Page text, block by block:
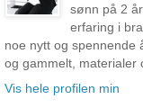
sønn på 2
erfaring i
noe nytt og spennende
og gammelt, materialer
Vis hele profilen min